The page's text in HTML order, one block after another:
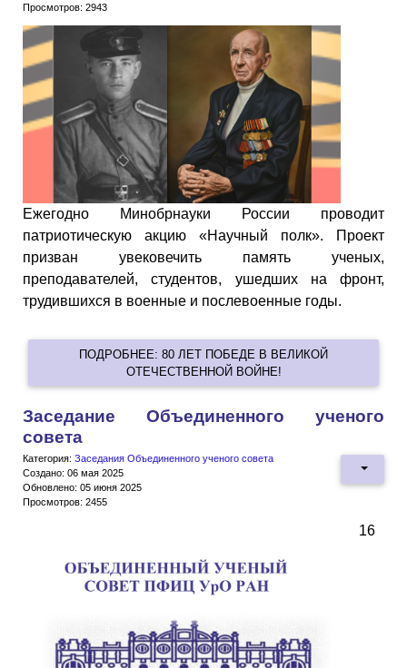
Просмотров: 2943
Ежегодно Минобрнауки России проводит
патриотическую акцию «Научный полк». Проект
призван увековечить память ученых,
преподавателей, студентов, ушедших на фронт,
трудившихся в военные и послевоенные годы.
ПОДРОБНЕЕ: 80 ЛЕТ ПОБЕДЕ В ВЕЛИКОЙ
ОТЕЧЕСТВЕННОЙ ВОЙНЕ!
Заседание Объединенного ученого
совета
Категория: Заседания Объединенного ученого совета
Создано: 06 мая 2025
Обновлено: 05 июня 2025
Просмотров: 2455
16